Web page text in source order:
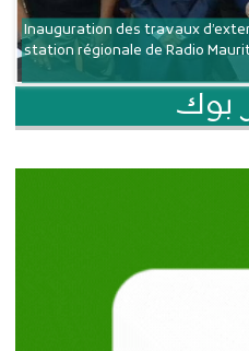
Inauguration des travaux
station régionale de Radio
بوك